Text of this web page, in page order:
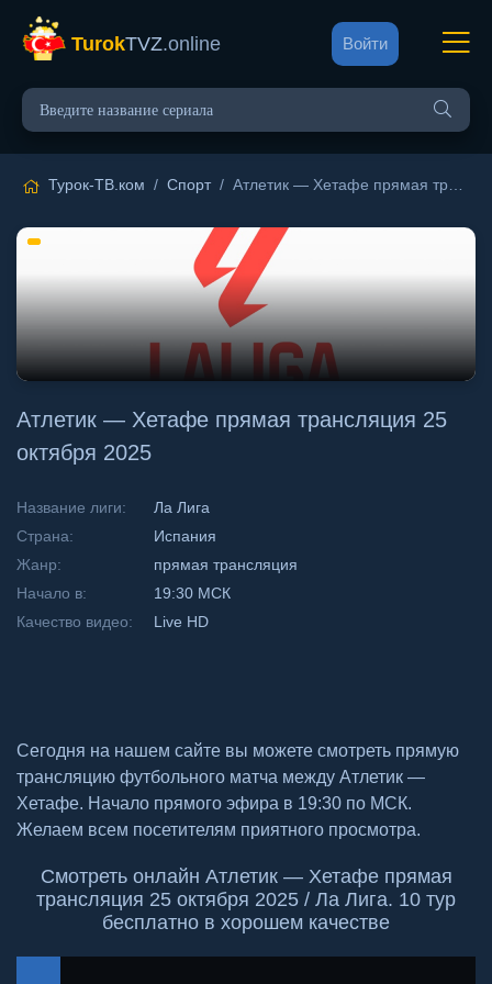
TurokTVZ.online Войти
Турок-ТВ.ком / Спорт/ Атлетик — Хетафе прямая трансляция 25 октября 2025
Атлетик — Хетафе прямая трансляция 25
октября 2025
Название лиги:
Ла Лига
Страна:
Испания
Жанр:
прямая трансляция
Начало в:
19:30 МСК
Качество видео:
Live HD
Сегодня на нашем сайте вы можете смотреть прямую
трансляцию футбольного матча между Атлетик —
Хетафе. Начало прямого эфира в 19:30 по МСК.
Желаем всем посетителям приятного просмотра.
Смотреть онлайн Атлетик — Хетафе прямая
трансляция 25 октября 2025 / Ла Лига. 10 тур
бесплатно в хорошем качестве